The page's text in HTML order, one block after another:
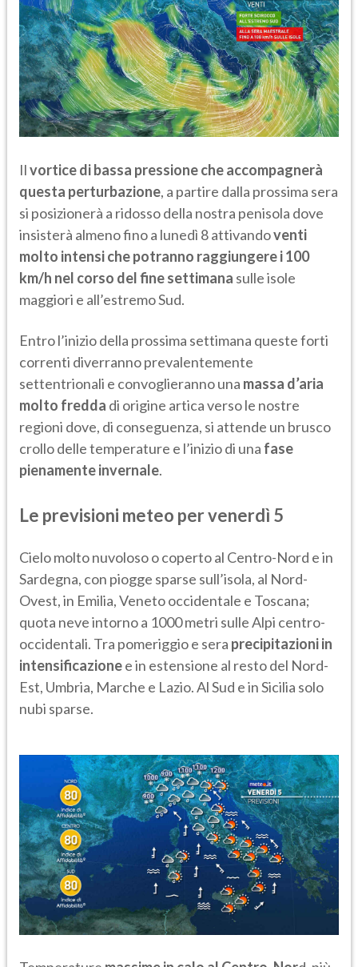
Ilvortice di bassa pressione che accompagnerà
questa perturbazione, a partire dalla prossima sera
si posizionerà a ridosso della nostra penisola dove
insisterà almeno fino a lunedì 8 attivandoventi
molto intensi che potranno raggiungere i 100
km/h nel corso del fine settimana sulle isole
maggiori e all’estremo Sud.
Entro l’inizio della prossima settimana queste forti
correnti diverranno prevalentemente
settentrionali e convoglieranno una massa d’aria
molto fredda di origine artica verso le nostre
regioni dove, di conseguenza, si attende un brusco
crollo delle temperature e l’inizio di una fase
pienamente invernale.
Le previsioni meteo per venerdì 5
Cielo molto nuvoloso o coperto al Centro-Nord e in
Sardegna, con piogge sparse sull’isola, al Nord-
Ovest, in Emilia, Veneto occidentale e Toscana;
quota neve intorno a 1000 metri sulle Alpi centro-
occidentali. Tra pomeriggio e sera precipitazioni in
intensificazionee in estensione al resto del Nord-
Est, Umbria, Marche e Lazio. Al Sud e in Sicilia solo
nubi sparse.